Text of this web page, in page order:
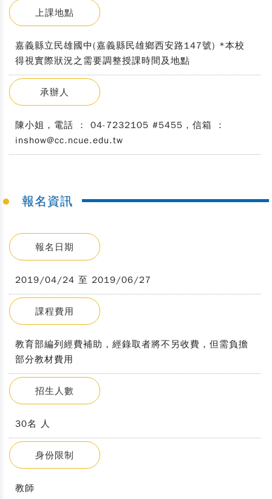
上課地點
嘉義縣立民雄國中(嘉義縣民雄鄉西安路147號) *本校
得視實際狀況之需要調整授課時間及地點
承辦人
陳小姐，電話 ： 04-7232105 #5455，信箱 ：
inshow@cc.ncue.edu.tw
報名資訊
報名日期
2019/04/24 至 2019/06/27
課程費用
教育部編列經費補助，經錄取者將不另收費，但需負擔
部分教材費用
招生人數
30名 人
身份限制
教師